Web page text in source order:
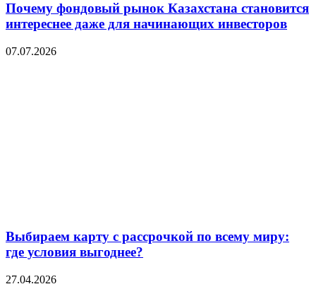
Почему фондовый рынок Казахстана становится
интереснее даже для начинающих инвесторов
07.07.2026
Выбираем карту с рассрочкой по всему миру:
где условия выгоднее?
27.04.2026